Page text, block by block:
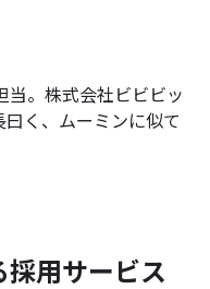
当。株式会社ビビビッ
曰く、ムーミンに似て
用サービス